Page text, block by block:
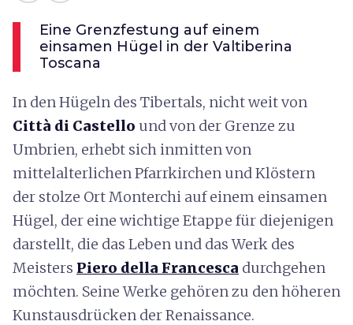
Eine Grenzfestung auf einem
einsamen Hügel in der Valtiberina
Toscana
In den Hügeln des Tibertals, nicht weit von
Città di Castello und von der Grenze zu
Umbrien, erhebt sich inmitten von
mittelalterlichen Pfarrkirchen und Klöstern
der stolze Ort Monterchi auf einem einsamen
Hügel, der eine wichtige Etappe für diejenigen
darstellt, die das Leben und das Werk des
Meisters Piero della Francesca durchgehen
möchten. Seine Werke gehören zu den höheren
Kunstausdrücken der Renaissance.